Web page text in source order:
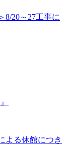
8/20～27工事に
よる休館につき